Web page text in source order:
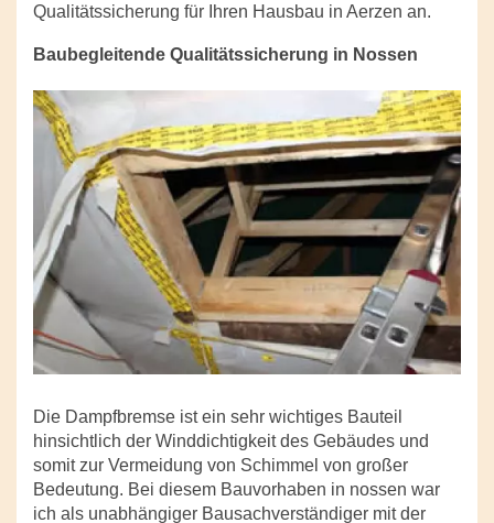
Qualitätssicherung für Ihren Hausbau in Aerzen an.
Baubegleitende Qualitätssicherung in Nossen
Die Dampfbremse ist ein sehr wichtiges Bauteil
hinsichtlich der Winddichtigkeit des Gebäudes und
somit zur Vermeidung von Schimmel von großer
Bedeutung. Bei diesem Bauvorhaben in nossen war
ich als unabhängiger Bausachverständiger mit der